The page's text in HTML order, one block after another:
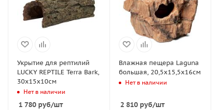
Укрытие для рептилий
LUCKY REPTILE Terra Bark,
30x15x10см
Нет в наличии
1 780 руб/шт
Влажная пещера Laguna
большая, 20,5x15,5x16см
Нет в наличии
2 810руб/шт